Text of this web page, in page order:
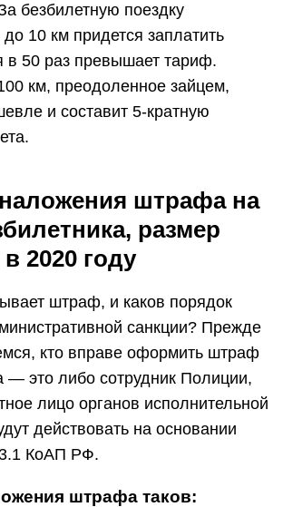
безбилетную поездку
10 км придется заплатить
в 50 раз превышает тариф.
км, преодоленное зайцем,
и составит 5-кратную
штрафа на
размер
2020 году
штраф, и каков порядок
санкции? Прежде
кто вправе оформить штраф
— это либо сотрудник Полиции,
лицо органов исполнительной
действовать на основании
КоАП РФ.
штрафа таков: